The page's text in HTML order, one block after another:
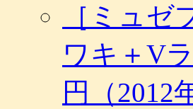
［ミュ
ワキ＋V
円（2012